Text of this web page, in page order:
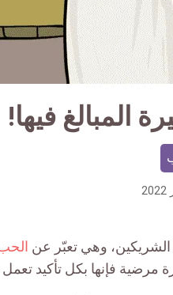
المبالغ فيها!
الشريكين، وهي تعبّر عن
فإنها بكل تأكيد